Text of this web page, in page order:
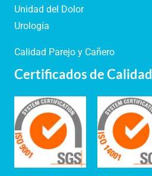
Unidad del Dolor
Urología
Calidad Parejo y Cañero
Certificados de Calidad